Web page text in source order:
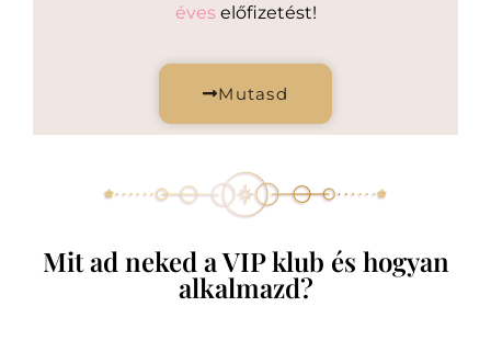
éveselőfizetést!
Mutasd
Mit ad neked a VIP klub és hogyan
alkalmazd?